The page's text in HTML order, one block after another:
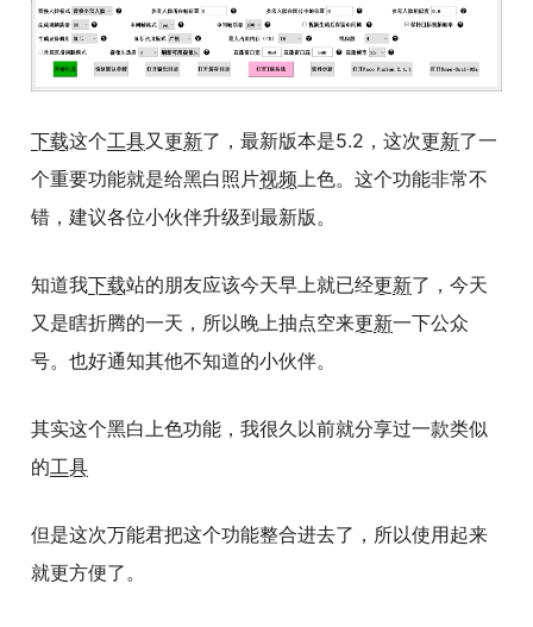
下载这个工具又更新了，最新版本是5.2，这次更新了一
个重要功能就是给黑白照片视频上色。这个功能非常不
错，建议各位小伙伴升级到最新版。
知道我下载站的朋友应该今天早上就已经更新了，今天
又是瞎折腾的一天，所以晚上抽点空来更新一下公众
号。也好通知其他不知道的小伙伴。
其实这个黑白上色功能，我很久以前就分享过一款类似
的工具
但是这次万能君把这个功能整合进去了，所以使用起来
就更方便了。